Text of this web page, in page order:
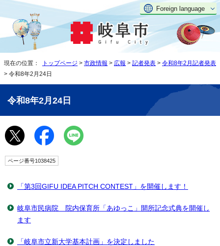
Foreign language
現在の位置： トップページ > 市政情報 > 広報 > 記者発表 > 令和8年2月記者発表
> 令和8年2月24日
令和8年2月24日
ページ番号1038425
「第3回GIFU IDEA PITCH CONTEST」を開催します！
岐阜市民病院 院内保育所「あゆっこ」開所記念式典を開催し
ます
「岐阜市立新大学基本計画」を決定しました